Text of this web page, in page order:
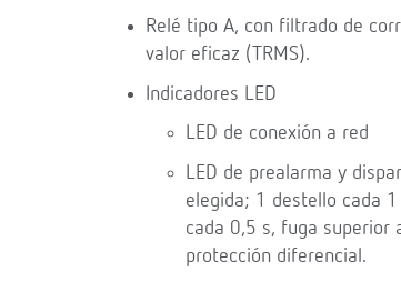
Relé tipo A, con filtrado de
valor eficaz (TRMS).
Indicadores LED
LED de conexión a red
LED de prealarma y
elegida; 1 destello cada
cada 0,5 s, fuga superior
protección diferencial.